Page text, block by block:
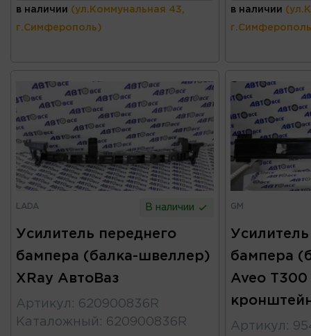
в наличии (ул.Коммунальная 43,
г.Симферополь)
в наличии
LADA В наличии
Усилитель переднего
бампера (балка-швеллер)
XRay АвтоВаз
Артикул : 620900836R
Каталожный : 620900836R
GM
бампера
Aveo T300
Артикул :